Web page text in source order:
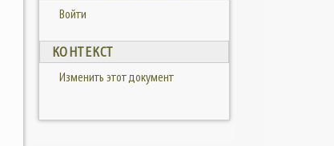
Войти
КОНТЕКСТ
Изменить этот документ